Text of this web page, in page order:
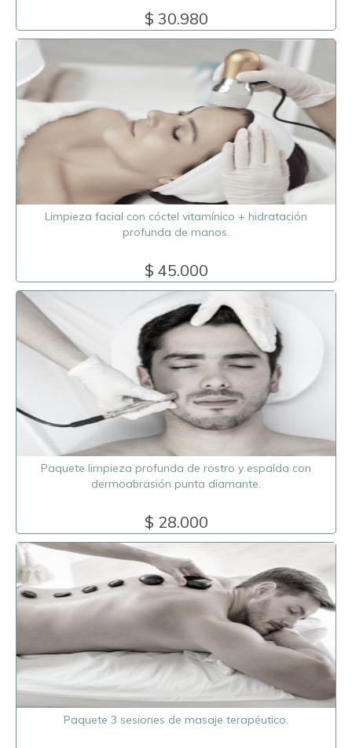
$ 30.980
Limpieza facial con cóctel vitamínico + hidratación
profunda de manos.
$ 45.000
Paquete limpieza profunda de rostro y espalda con
dermoabrasión punta diamante.
$ 28.000
Paquete 3 sesiones de masaje terapéutico.